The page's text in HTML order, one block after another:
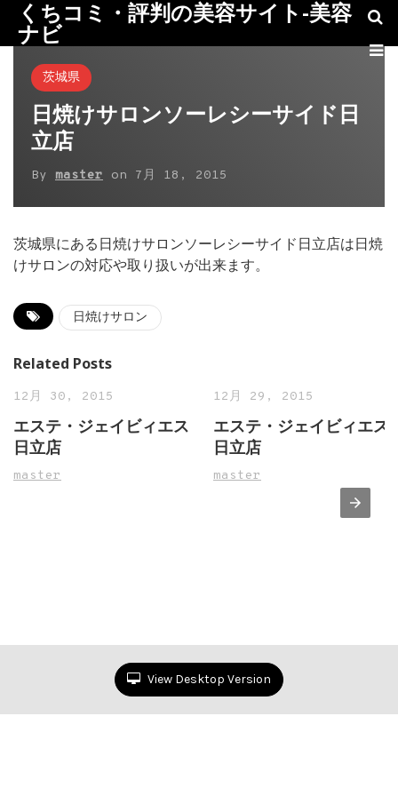
くちコミ・評判の美容サイト-美容
ナビ
茨城県
日焼けサロンソーレシーサイド日
立店
By master on 7月 18, 2015
茨城県にある日焼けサロンソーレシーサイド日立店は日焼
けサロンの対応や取り扱いが出来ます。
日焼けサロン
Related Posts
12月 30, 2015
エステ・ジェイビィエス
日立店
master
12月 29, 2015
エステ・ジェイビィエス
日立店
master
View Desktop Version